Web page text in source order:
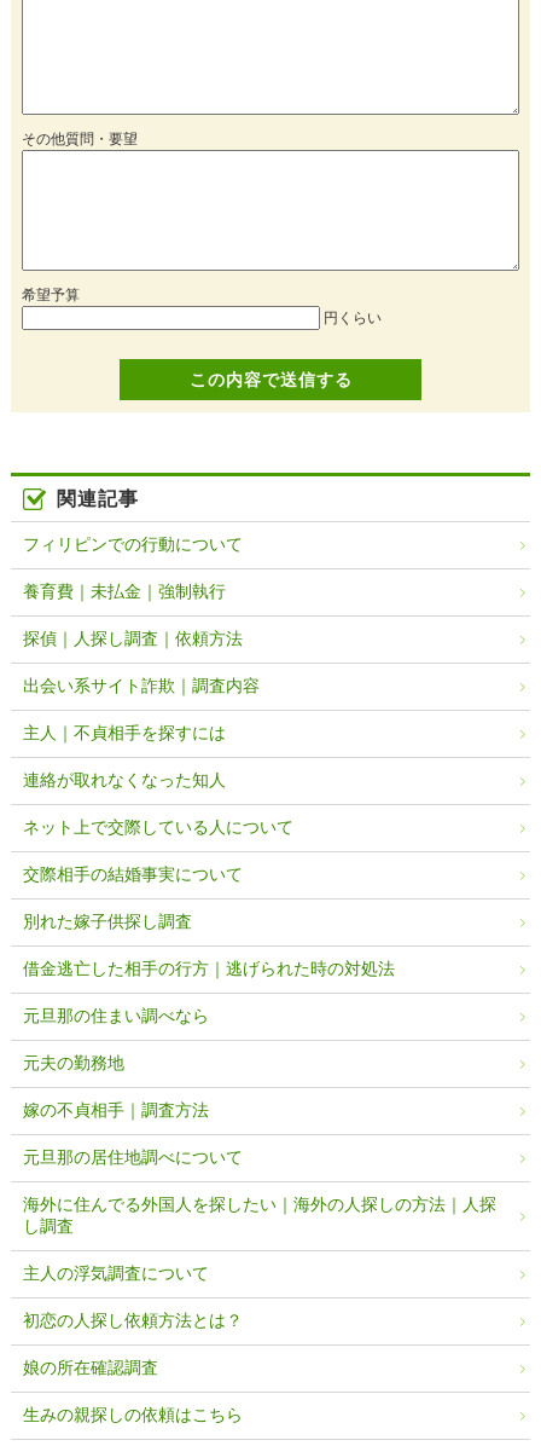
その他質問・要望
希望予算
円くらい
関連記事
フィリピンでの行動について
養育費｜未払金｜強制執行
探偵｜人探し調査｜依頼方法
出会い系サイト詐欺｜調査内容
主人｜不貞相手を探すには
連絡が取れなくなった知人
ネット上で交際している人について
交際相手の結婚事実について
別れた嫁子供探し調査
借金逃亡した相手の行方｜逃げられた時の対処法
元旦那の住まい調べなら
元夫の勤務地
嫁の不貞相手｜調査方法
元旦那の居住地調べについて
海外に住んでる外国人を探したい｜海外の人探しの方法｜人探
し調査
主人の浮気調査について
初恋の人探し依頼方法とは？
娘の所在確認調査
生みの親探しの依頼はこちら